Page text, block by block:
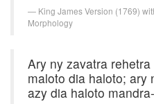
King James Version (1769)
Morphology
Ary ny zavatra
maloto dia haloto; ary
azy dia haloto